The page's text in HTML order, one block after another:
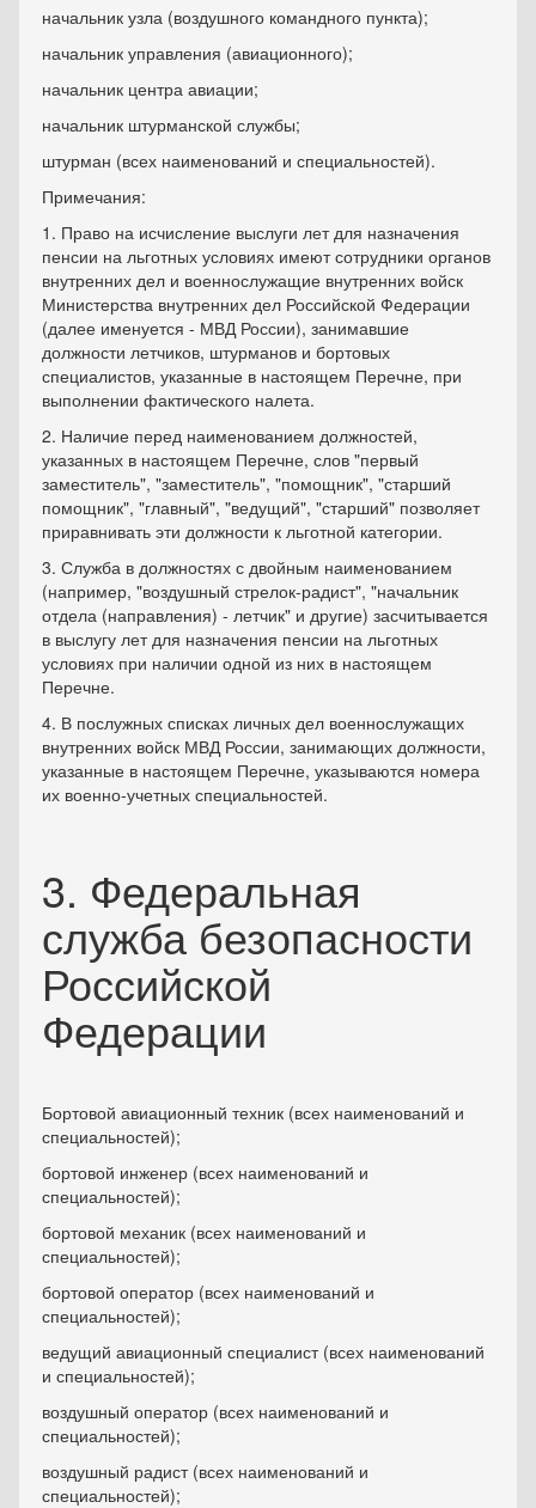
начальник узла (воздушного командного пункта);
начальник управления (авиационного);
начальник центра авиации;
начальник штурманской службы;
штурман (всех наименований и специальностей).
Примечания:
1. Право на исчисление выслуги лет для назначения
пенсии на льготных условиях имеют сотрудники органов
внутренних дел и военнослужащие внутренних войск
Министерства внутренних дел Российской Федерации
(далее именуется - МВД России), занимавшие
должности летчиков, штурманов и бортовых
специалистов, указанные в настоящем Перечне, при
выполнении фактического налета.
2. Наличие перед наименованием должностей,
указанных в настоящем Перечне, слов "первый
заместитель", "заместитель", "помощник", "старший
помощник", "главный", "ведущий", "старший" позволяет
приравнивать эти должности к льготной категории.
3. Служба в должностях с двойным наименованием
(например, "воздушный стрелок-радист", "начальник
отдела (направления) - летчик" и другие) засчитывается
в выслугу лет для назначения пенсии на льготных
условиях при наличии одной из них в настоящем
Перечне.
4. В послужных списках личных дел военнослужащих
внутренних войск МВД России, занимающих должности,
указанные в настоящем Перечне, указываются номера
их военно-учетных специальностей.
3. Федеральная
служба безопасности
Российской
Федерации
Бортовой авиационный техник (всех наименований и
специальностей);
бортовой инженер (всех наименований и
специальностей);
бортовой механик (всех наименований и
специальностей);
бортовой оператор (всех наименований и
специальностей);
ведущий авиационный специалист (всех наименований
и специальностей);
воздушный оператор (всех наименований и
специальностей);
воздушный радист (всех наименований и
специальностей);